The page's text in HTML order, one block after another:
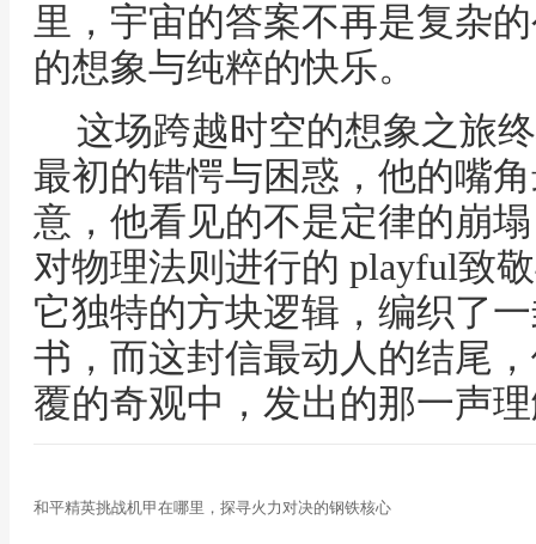
里，宇宙的答案不再是复杂
的想象与纯粹的快乐。
这场跨越时空的想象之旅
最初的错愕与困惑，他的嘴
意，他看见的不是定律的崩
对物理法则进行的 playful致
它独特的方块逻辑，编织了
书，而这封信最动人的结尾
覆的奇观中，发出的那一声
和平精英挑战机甲在哪里，探寻火力对决的钢铁核心